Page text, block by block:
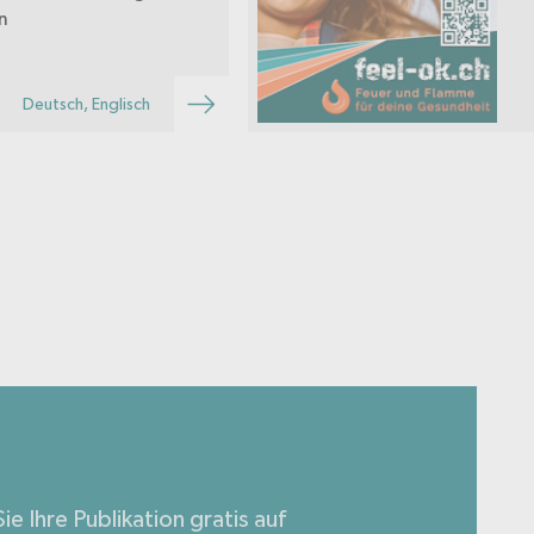
Deutsch, Englisch
Ihre Publikation gratis auf